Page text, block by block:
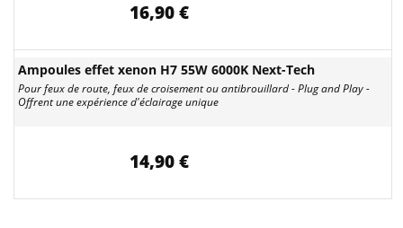
16,90 €
Ampoules effet xenon H7 55W 6000K Next-Tech
Pour feux de route, feux de croisement ou antibrouillard - Plug and Play -
Offrent une expérience d'éclairage unique
14,90 €